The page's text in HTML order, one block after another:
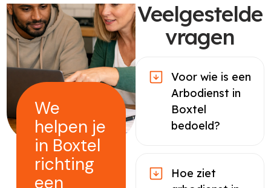
We
helpen je
in Boxtel
richting
een
Veelgestelde
vragen
Voor wie is een
Arbodienst in
Boxtel
bedoeld?
Hoe ziet